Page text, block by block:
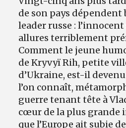
de son pays dépendent
leader russe :
allures terriblement
Comment le jeune
de Kryvyï Rih, petite
d’Ukraine, est-il
l’on connaît,
guerre tenant tête à
cœur de la plus grande
que l’Europe ait subie